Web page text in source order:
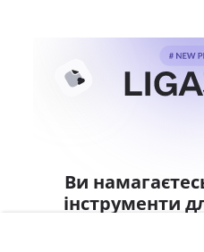
Ви
інструменти
роботи з
Ці можливості